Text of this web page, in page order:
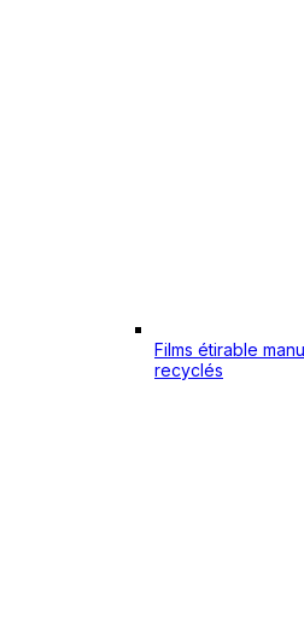
Films étirable
recyclés